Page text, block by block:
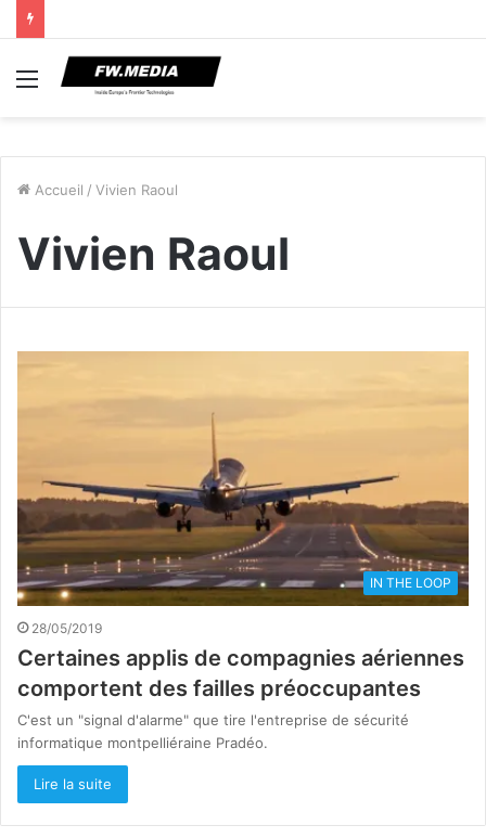
Menu
Accueil / Vivien Raoul
Vivien Raoul
IN THE LOOP
28/05/2019
Certaines applis de compagnies aériennes
comportent des failles préoccupantes
C'est un "signal d'alarme" que tire l'entreprise de sécurité
informatique montpelliéraine Pradéo.
Lire la suite